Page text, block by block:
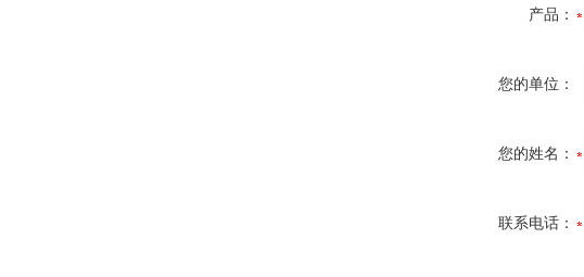
产品：
您的单位：
您的姓名：
联系电话：